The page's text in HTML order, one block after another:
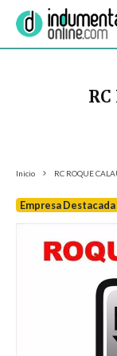
Inicio RC ROQUE
Empresa Destacada